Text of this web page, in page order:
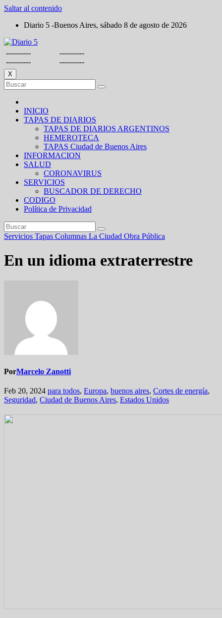
Saltar al contenido
Diario 5 -Buenos Aires, sábado 8 de agosto de 2026
----------
----------
----------
----------
X
INICIO
TAPAS DE DIARIOS
TAPAS DE DIARIOS ARGENTINOS
HEMEROTECA
TAPAS Ciudad de Buenos Aires
INFORMACION
SALUD
CORONAVIRUS
SERVICIOS
BUSCADOR DE DERECHO
CODIGO
Política de Privacidad
Servicios Tapas Columnas La Ciudad Obra Pública
En un idioma extraterrestre
PorMarcelo Zanotti
Feb 20, 2024 para todos, Europa, buenos aires, Cortes de energía,
Seguridad, Ciudad de Buenos Aires, Estados Unidos